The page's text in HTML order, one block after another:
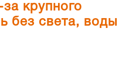
крупного
без света, воды